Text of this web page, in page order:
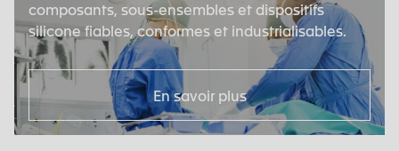
composants, sous-ensembles et dispositifs
silicone fiables, conformes et industrialisables.
En savoir plus